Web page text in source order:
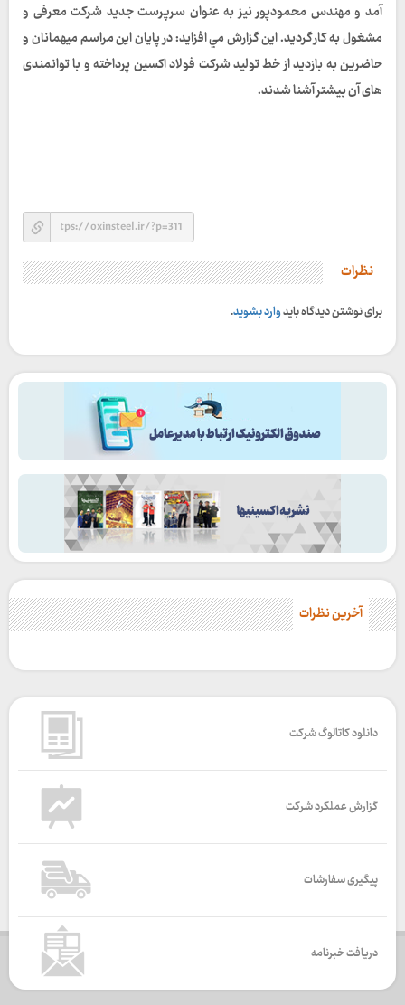
آمد و مهندس محمودپور نيز به عنوان سرپرست جدید شرکت معرفی و
مشغول به كار گردید. اين گزارش مي افزايد: در پايان اين مراسم میهمانان و
حاضرین به بازدید از خط تولید شرکت فولاد اکسین پرداخته و با توانمندی
های آن بیشتر آشنا شدند.
نظرات
برای نوشتن دیدگاه بایدوارد بشوید.
آخرین نظرات
دانلود کاتالوگ شرکت
گزارش عملکرد شرکت
پیگیری سفارشات
دریافت خبرنامه